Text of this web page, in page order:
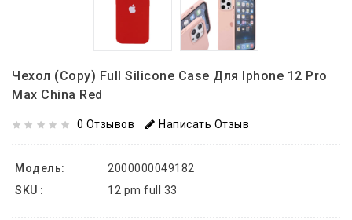
Чехол (copy) Full Silicone Case Для Iphone 12 Pro
Max China Red
0 Отзывов Написать Отзыв
Модель:
2000000049182
SKU :
12 pm full 33